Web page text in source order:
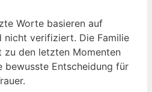
Worte basieren auf
nicht verifiziert. Die Familie
zu den letzten Momenten
bewusste Entscheidung für